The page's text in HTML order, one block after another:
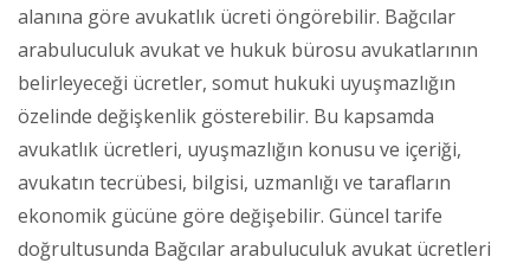
alanına göre avukatlık ücreti öngörebilir. Bağcılar
arabuluculuk avukat ve hukuk bürosu avukatlarının
belirleyeceği ücretler, somut hukuki uyuşmazlığın
özelinde değişkenlik gösterebilir. Bu kapsamda
avukatlık ücretleri, uyuşmazlığın konusu ve içeriği,
avukatın tecrübesi, bilgisi, uzmanlığı ve tarafların
ekonomik gücüne göre değişebilir. Güncel tarife
doğrultusunda Bağcılar arabuluculuk avukat ücretleri